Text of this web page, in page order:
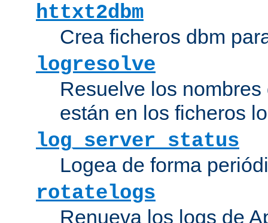
httxt2dbm
Crea ficheros dbm
logresolve
Resuelve los
están en los ficheros
log_server_status
Logea de forma
rotatelogs
Renueva los logs de